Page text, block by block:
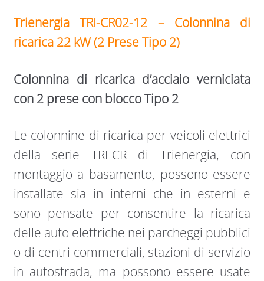
Trienergia TRI-CR02-12 – Colonnina di
ricarica 22 kW (2 Prese Tipo 2)
Colonnina di ricarica d’acciaio verniciata
con 2 prese con blocco Tipo 2
Le colonnine di ricarica per veicoli elettrici
della serie TRI-CR di Trienergia, con
montaggio a basamento, possono essere
installate sia in interni che in esterni e
sono pensate per consentire la ricarica
delle auto elettriche nei parcheggi pubblici
o di centri commerciali, stazioni di servizio
in autostrada, ma possono essere usate